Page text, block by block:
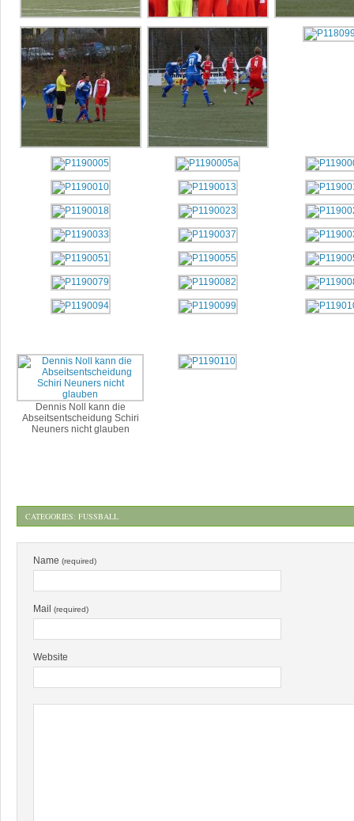
Dennis Noll kann die
Abseitsentscheidung Schiri
Neuners nicht glauben
CATEGORIES: FUSSBALL
Name (required)
Mail (required)
Website